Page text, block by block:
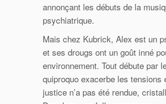
annonçant les débuts de la
psychiatrique.
Mais chez Kubrick, Alex est un
et ses drougs ont un goût inné
environnement. Tout débute par
quiproquo exacerbe les
justice n’a pas été rendue,